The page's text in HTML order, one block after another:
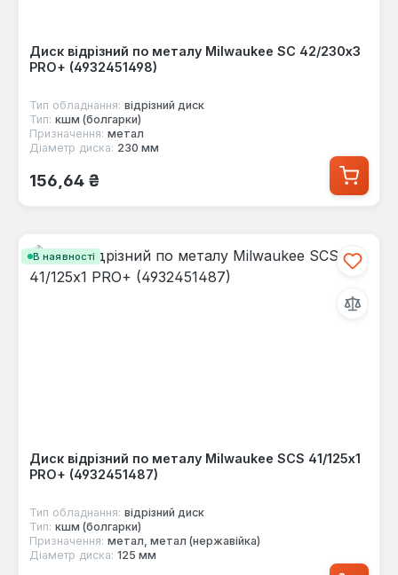
Диск відрізний по металу Milwaukee SC 42/230х3
PRO+ (4932451498)
Тип обладнання: відрізний диск
Тип: кшм (болгарки)
Призначення: метал
Діаметр диска: 230 мм
Звичайна ціна:
156,64 ₴
В наявності
Диск відрізний по металу Milwaukee SCS 41/125х1
PRO+ (4932451487)
Тип обладнання: відрізний диск
Тип: кшм (болгарки)
Призначення: метал, метал (нержавійка)
Діаметр диска: 125 мм